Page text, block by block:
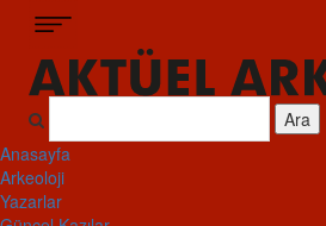
Ara
Anasayfa
Arkeoloji
Yazarlar